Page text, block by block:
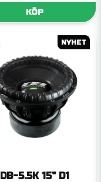
KÖP
DB-5.5K 15" D1
NYHET